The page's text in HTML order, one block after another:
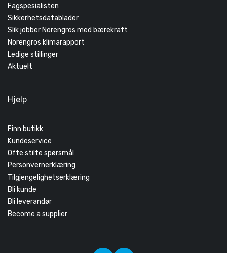
Fagspesialisten
Sikkerhetsdatablader
Slik jobber Norengros med bærekraft
Norengros klimarapport
Ledige stillinger
Aktuelt
Hjelp
Finn butikk
Kundeservice
Ofte stilte spørsmål
Personvernerklæring
Tilgjengelighetserklæring
Bli kunde
Bli leverandør
Become a supplier